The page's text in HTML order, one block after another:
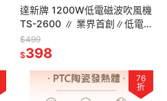
達新牌 1200W低電磁波吹風機
TS-2600 ∥ 業界首創∥低電磁
波∥
$499
$398
76
折